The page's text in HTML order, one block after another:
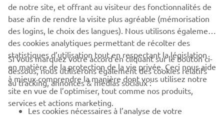
CORPORATE
BUSINESS
de notre site, et offrant au visiteur des fonctionnalités de
base afin de rendre la visite plus agréable (mémorisation
des logins, le choix des langues). Nous utilisons également
des cookies analytiques permettant de récolter des
statistiques d’utilisation tout en respectant la législation
en matière de la protection de la vie privée. Ceci nous aide
à mieux comprendre la manière dont vous utilisez notre
site en vue de l’optimiser, tout comme nos produits,
services et actions marketing.
Si vous marquez votre accord en cliquant sur le bouton ci-
dessous, nous utiliserons également des cookies relatifs
au tracking, annonces & médias sociaux :
Les cookies nécessaires à l’analyse de votre